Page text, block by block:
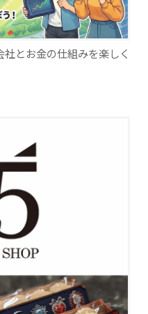
とお金の仕組みを楽しく